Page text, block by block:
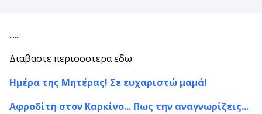
......
Διαβαστε περισσοτερα εδω
Ημέρα της Μητέρας! Σε ευχαριστώ μαμά!
Αφροδίτη στον Καρκίνο... Πως την αναγνωρίζεις...